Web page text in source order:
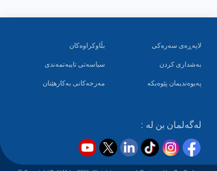
لاپەڕەی سەرەکی
بەشداری کردن
پەیوەندیمان پێوەبکە
بڵاوکراوەکان
سیاسەتی تایبەتمەندی
مەرجەکانی بەکارهێنان
لەگەلمان بن لە :